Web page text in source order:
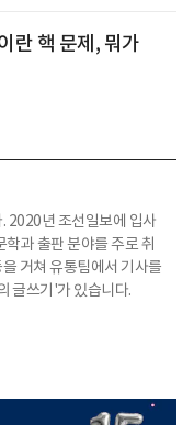
란 핵 문제, 뭐가
2020년 조선일보에 입사
과 출판 분야를 주로 취
거쳐 유통팀에서 기사를
글쓰기'가 있습니다.